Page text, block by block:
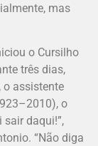
mas
o Cursilho
três dias,
o assistente
o
sair daqui!”,
“Não diga